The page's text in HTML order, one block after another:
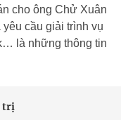
cho ông Chử Xuân
cầu giải trình vụ
là những thông tin
trị